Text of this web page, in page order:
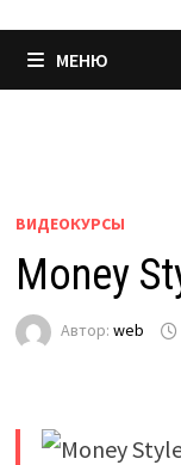
МЕНЮ
ВИДЕОКУРСЫ
Money
Автор: web